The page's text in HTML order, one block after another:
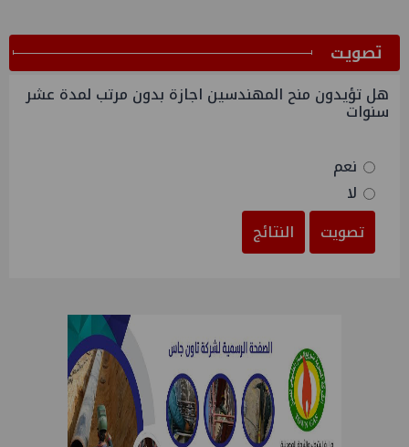
ﺗﺼﻮﻳﺖ
هل تؤيدون منح المهندسين اجازة بدون مرتب لمدة عشر
سنوات
نعم
لا
تصويت
النتائج